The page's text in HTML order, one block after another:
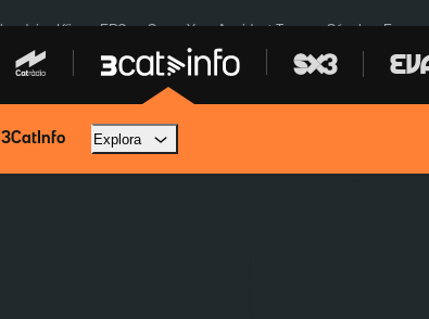
Kíiv ERC SpaceX Accident Tona Sánchez Europa
3CatInfo Explora